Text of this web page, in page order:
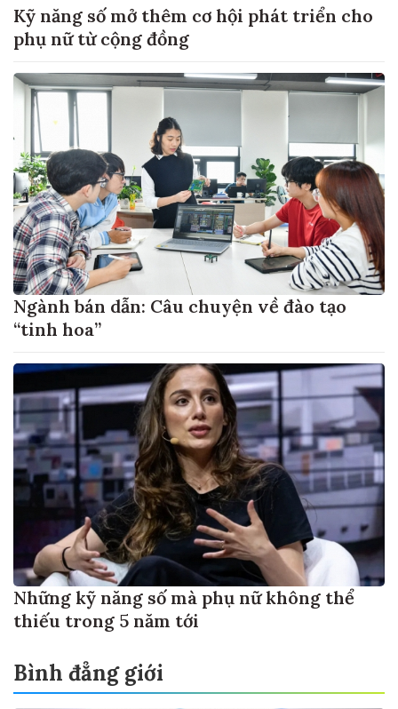
Kỹ năng số mở thêm cơ hội phát triển cho
phụ nữ từ cộng đồng
Ngành bán dẫn: Câu chuyện về đào tạo
“tinh hoa”
Những kỹ năng số mà phụ nữ không thể
thiếu trong 5 năm tới
Bình đẳng giới